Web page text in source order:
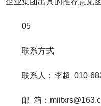
05
联系方式
联系人：李超 010-
邮 箱：